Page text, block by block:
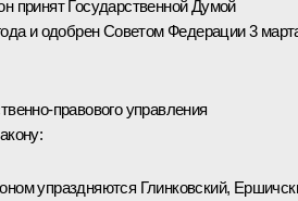
принят Государственной Думой
и одобрен Советом Федерации 3
правового управления
упраздняются Глинковский,